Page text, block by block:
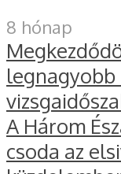
8 hónap
A Három
csoda az